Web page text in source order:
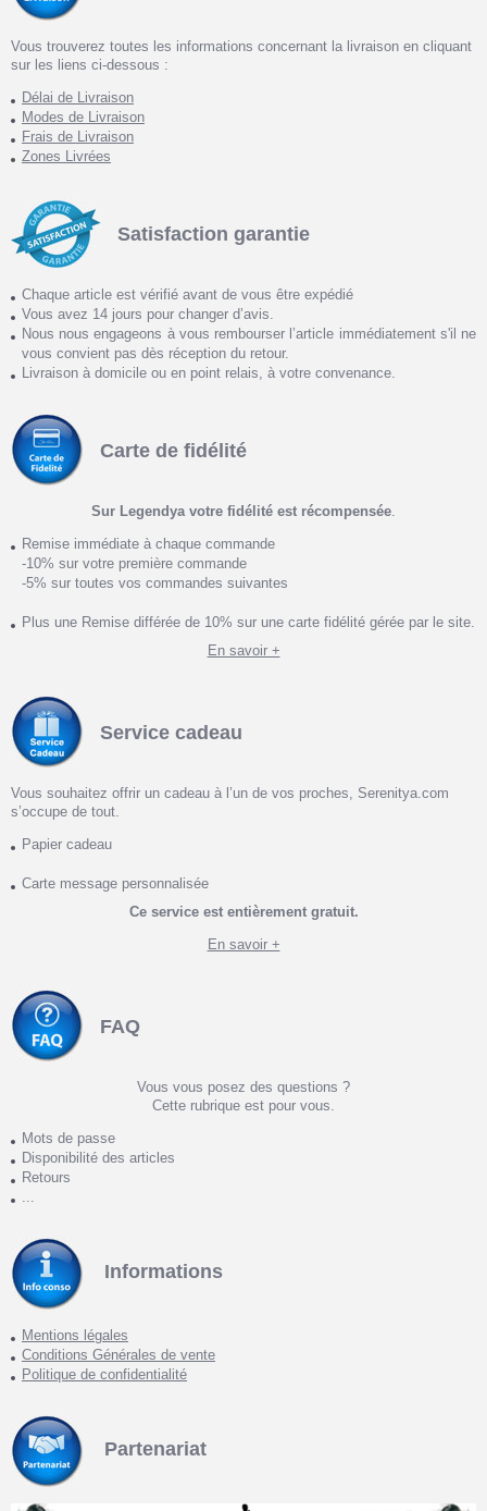
Vous trouverez toutes les informations concernant la livraison en cliquant
sur les liens ci-dessous :
Délai de Livraison
Modes de Livraison
Frais de Livraison
Zones Livrées
Satisfaction garantie
Chaque article est vérifié avant de vous être expédié
Vous avez 14 jours pour changer d’avis.
Nous nous engageons à vous rembourser l’article immédiatement s'il ne
vous convient pas dès réception du retour.
Livraison à domicile ou en point relais, à votre convenance.
Carte de fidélité
Sur Legendya votre fidélité est récompensée.
Remise immédiate à chaque commande
-10% sur votre première commande
-5% sur toutes vos commandes suivantes
Plus une Remise différée de 10% sur une carte fidélité gérée par le site.
En savoir +
Service cadeau
Vous souhaitez offrir un cadeau à l’un de vos proches, Serenitya.com
s’occupe de tout.
Papier cadeau
Carte message personnalisée
Ce service est entièrement gratuit.
En savoir +
FAQ
Vous vous posez des questions ?
Cette rubrique est pour vous.
Mots de passe
Disponibilité des articles
Retours
...
Informations
Mentions légales
Conditions Générales de vente
Politique de confidentialité
Partenariat